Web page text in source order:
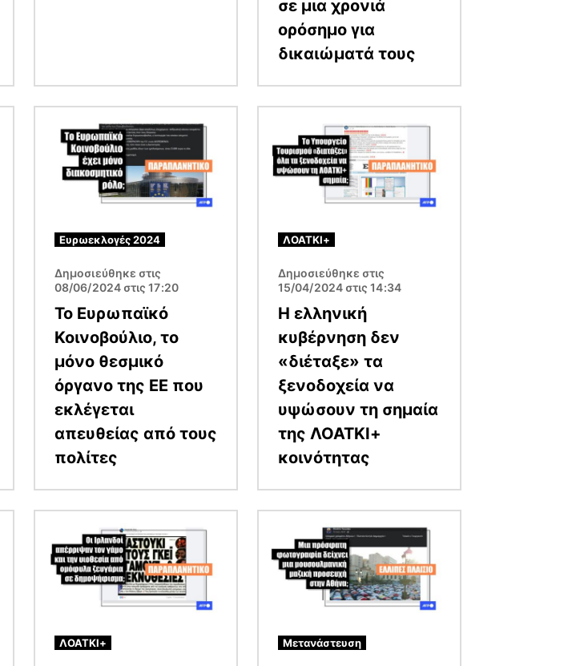
σε μια χρονιά
ορόσημο για
δικαιώματά τους
Ευρωεκλογές 2024
Δημοσιεύθηκε στις
08/06/2024 στις 17:20
Το Ευρωπαϊκό
Κοινοβούλιο, το
μόνο θεσμικό
όργανο της ΕΕ που
εκλέγεται
απευθείας από τους
πολίτες
ΛΟΑΤΚΙ+
Δημοσιεύθηκε στις
15/04/2024 στις 14:34
Η ελληνική
κυβέρνηση δεν
«διέταξε» τα
ξενοδοχεία να
υψώσουν τη σημαία
της ΛΟΑΤΚΙ+
κοινότητας
ΛΟΑΤΚΙ+ Μετανάστευση